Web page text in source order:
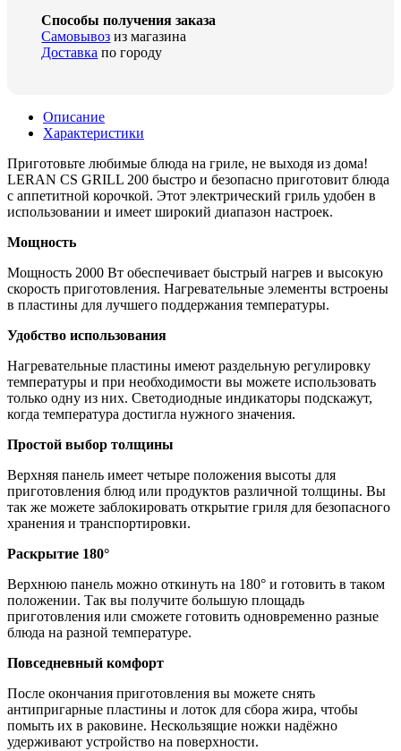
Способы получения заказа
Самовывоз из магазина
Доставка по городу
Описание
Характеристики
Приготовьте любимые блюда на гриле, не выходя из дома!
LERAN CS GRILL 200 быстро и безопасно приготовит блюда
с аппетитной корочкой. Этот электрический гриль удобен в
использовании и имеет широкий диапазон настроек.
Мощность
Мощность 2000 Вт обеспечивает быстрый нагрев и высокую
скорость приготовления. Нагревательные элементы встроены
в пластины для лучшего поддержания температуры.
Удобство использования
Нагревательные пластины имеют раздельную регулировку
температуры и при необходимости вы можете использовать
только одну из них. Светодиодные индикаторы подскажут,
когда температура достигла нужного значения.
Простой выбор толщины
Верхняя панель имеет четыре положения высоты для
приготовления блюд или продуктов различной толщины. Вы
так же можете заблокировать открытие гриля для безопасного
хранения и транспортировки.
Раскрытие 180°
Верхнюю панель можно откинуть на 180° и готовить в таком
положении. Так вы получите большую площадь
приготовления или сможете готовить одновременно разные
блюда на разной температуре.
Повседневный комфорт
После окончания приготовления вы можете снять
антипригарные пластины и лоток для сбора жира, чтобы
помыть их в раковине. Нескользящие ножки надёжно
удерживают устройство на поверхности.